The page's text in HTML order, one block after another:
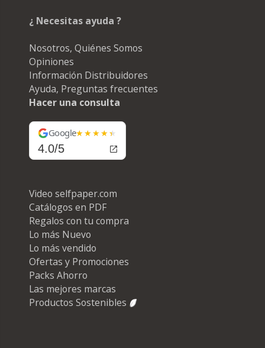
¿ Necesitas ayuda ?
Nosotros, Quiénes Somos
Opiniones
Información Distribuidores
Ayuda, Preguntas frecuentes
Hacer una consulta
Google
4.0/5
Video selfpaper.com
Catálogos en PDF
Regalos con tu compra
Lo más Nuevo
Lo más vendido
Ofertas y Promociones
Packs Ahorro
Las mejores marcas
Productos Sostenibles